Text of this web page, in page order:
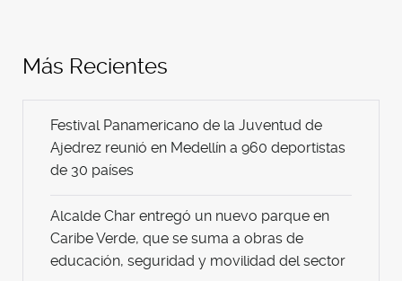
Más Recientes
Festival Panamericano de la Juventud de
Ajedrez reunió en Medellín a 960 deportistas
de 30 países
Alcalde Char entregó un nuevo parque en
Caribe Verde, que se suma a obras de
educación, seguridad y movilidad del sector